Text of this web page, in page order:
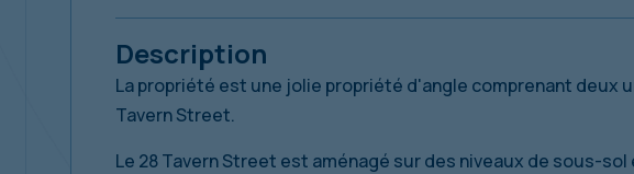
Description
La propriété est une jolie propriété d'angle comprenant deux
Tavern Street.
Le 28 Tavern Street est aménagé sur des niveaux de sous-